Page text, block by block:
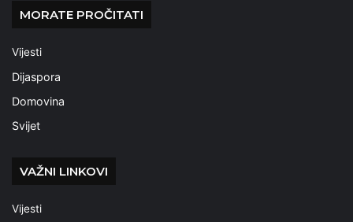
MORATE PROČITATI
Vijesti
Dijaspora
Domovina
Svijet
VAŽNI LINKOVI
Vijesti